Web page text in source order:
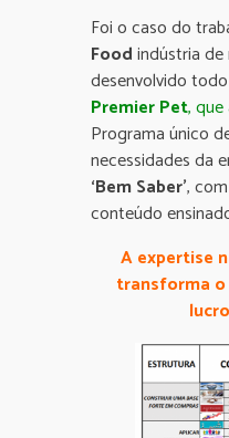
Foi o caso do
Foodindústria
desenvolvido
Premier Pet,
Programa único
necessidades da
‘Bem Saber’,
conteúdo
A expertise
transforma